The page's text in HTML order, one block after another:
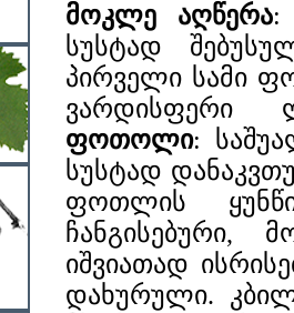
მოკლე აღწერა
სუსტად
პირველი სამი
ვარდისფერი
ფოთოლი:
სუსტად
ფოთლის
ჩანგისებური,
იშვიათად
დახურული.